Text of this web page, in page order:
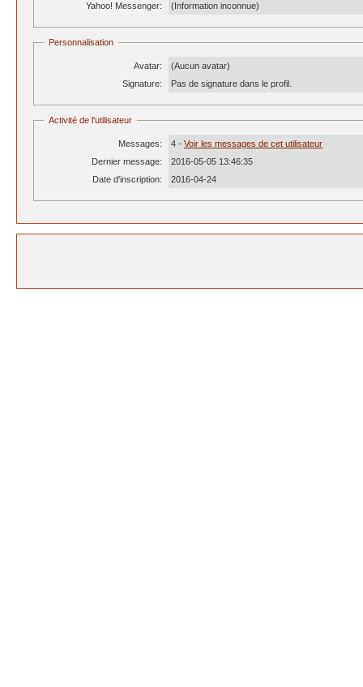
Yahoo! Messenger:
(Information inconnue)
Personnalisation
Avatar:
(Aucun avatar)
Signature:
Pas de signature dans le profil.
Activité de l'utilisateur
Messages: 4 - Voir les messages de cet utilisateur
Dernier message:
2016-05-05 13:46:35
Date d'inscription:
2016-04-24